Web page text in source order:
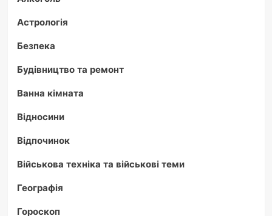
Астрологія
Безпека
Будівництво та ремонт
Ванна кімната
Відносини
Відпочинок
Військова техніка та військові теми
Географія
Гороскоп